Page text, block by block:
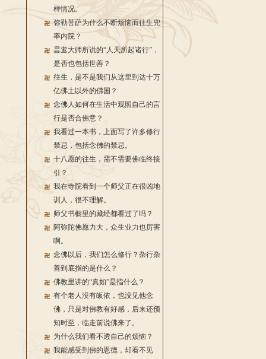
样情况。
弥勒菩萨为什么不断烦恼而往生兜
率内院？
昙鸾大师所说的“人天所起诸行”，
是否也包括世善？
往生，是不是我们从这里到达十万
亿佛土以外的佛国？
念佛人如何在生活中观照自己的言
行是否合佛意？
我看过一本书，上面写了许多修行
禁忌，包括念佛的禁忌。
十八愿的往生，需不需要佛临终接
引？
我在寺院看到一个师父正在很凶地
训人，很不理解。
师父书橱里的藏经都看过了吗？
阿弥陀佛愿力大，众生业力也厉害
啊。
念佛以后，我们怎么修行？杂行杂
善到底指的是什么？
佛教里讲的“真如”是指什么？
有个老人没有皈依，也没见他念
佛，只是对佛教有好感，后来还预
知时至，临走前说佛来了。
为什么我们看不透自己的烦恼？
我能感受到佛的恩德，却看不见